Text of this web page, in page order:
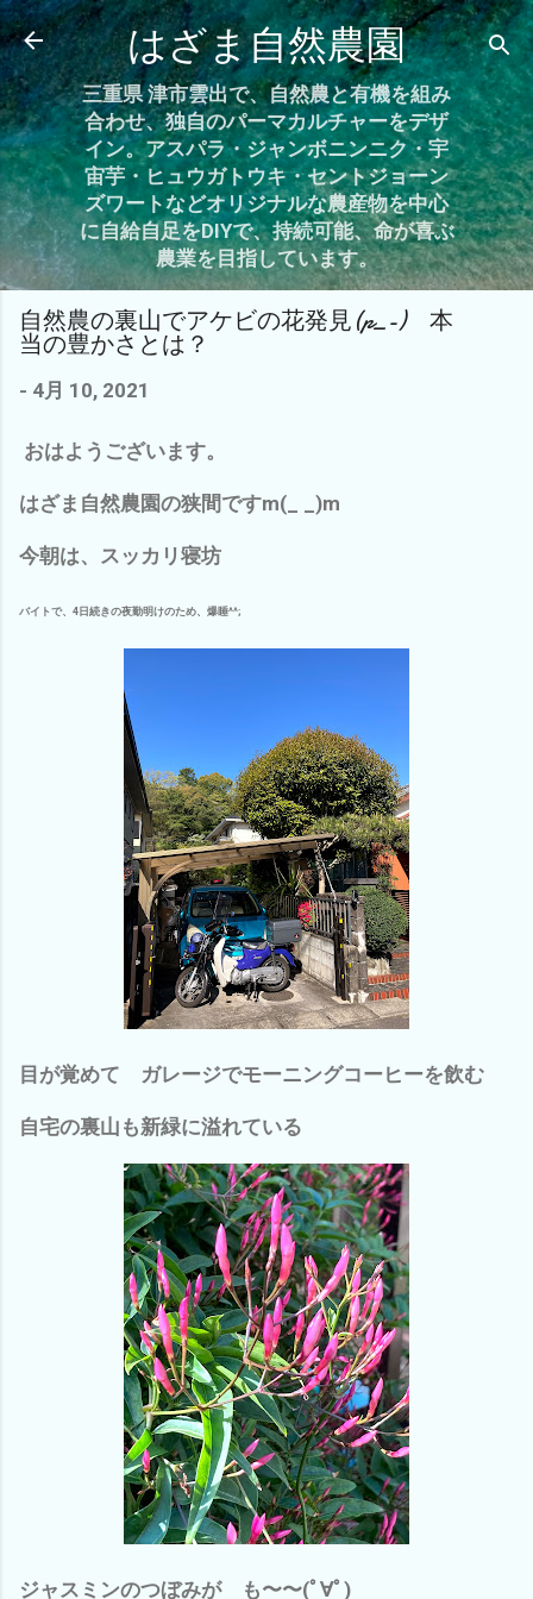
スキップしてメイン コンテンツに移動
はざま自然農園
三重県 津市雲出で、自然農と有機を組み
合わせ、独自のパーマカルチャーをデザ
イン。アスパラ・ジャンボニンニク・宇
宙芋・ヒュウガトウキ・セントジョーン
ズワートなどオリジナルな農産物を中心
に自給自足をDIYで、持続可能、命が喜ぶ
農業を目指しています。
自然農の裏山でアケビの花発見(p_-) 本
当の豊かさとは？
- 4月 10, 2021
おはようございます。
はざま自然農園の狭間ですm(_ _)m
今朝は、スッカリ寝坊
バイトで、4日続きの夜勤明けのため、爆睡^^;
目が覚めて ガレージでモーニングコーヒーを飲む
自宅の裏山も新緑に溢れている
ジャスミンのつぼみが も〜〜(ﾟ∀ﾟ)